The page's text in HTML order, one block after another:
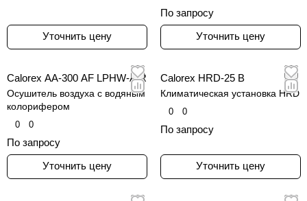
Уточнить цену
По запросу
Уточнить цену
Calorex AA-300 AF LPHW-AIR
Осушитель воздуха с водяным
колорифером
0 0
По запросу
Уточнить цену
Calorex HRD-25 B
Климатическая установка HRD
0 0
По запросу
Уточнить цену